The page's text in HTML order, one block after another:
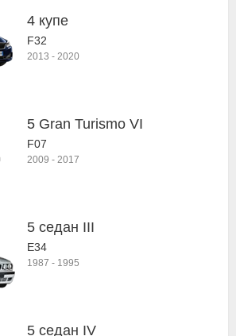
4 купе
F32
2013 - 2020
5 Gran Turismo VI
F07
2009 - 2017
5 седан III
E34
1987 - 1995
5 седан IV